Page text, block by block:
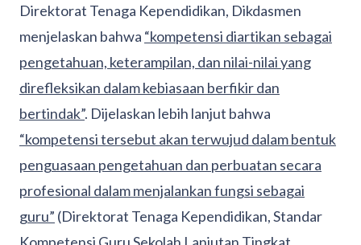
Direktorat Tenaga Kependidikan, Dikdasmen
menjelaskan bahwa “kompetensi diartikan sebagai
pengetahuan, keterampilan, dan nilai-nilai yang
direfleksikan dalam kebiasaan berfikir dan
bertindak”. Dijelaskan lebih lanjut bahwa
“kompetensi tersebut akan terwujud dalam bentuk
penguasaan pengetahuan dan perbuatan secara
profesional dalam menjalankan fungsi sebagai
guru” (Direktorat Tenaga Kependidikan, Standar
Kompetensi Guru Sekolah Lanjutan Tingkat